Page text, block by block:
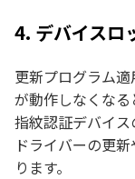
4. デバイスロ
更新プログラム
が動作しなくな
指紋認証デバイス
ドライバーの更
ります。